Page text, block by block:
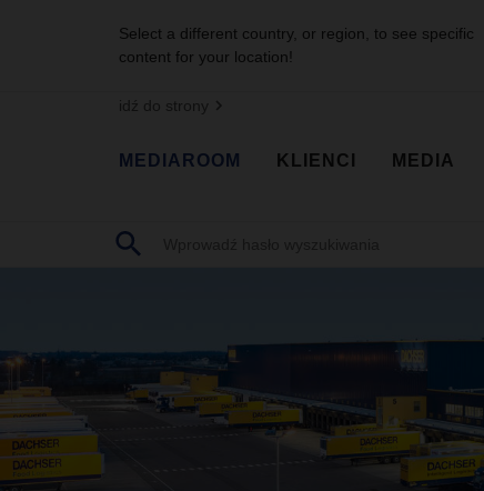
Select a different country, or region, to see specific
content for your location!
idź do strony
MEDIAROOM KLIENCI MEDIA